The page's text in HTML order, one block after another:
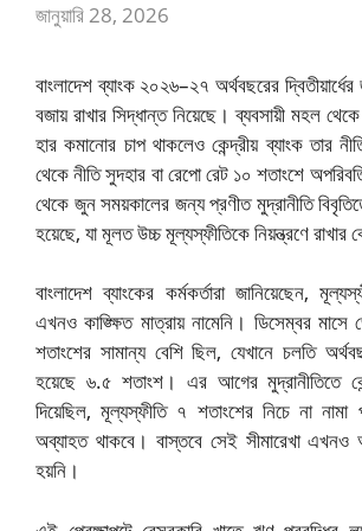
জানুয়ারি 28, 2026
বাংলাদেশ ব্যাংক ২০২৬–২৭ অর্থবছরের
বজায় রাখার সিদ্ধান্ত নিয়েছে। ব্যবসায়ী মহল থেকে
হার কমানোর চাপ থাকলেও কেন্দ্রীয় ব্যাংক তার
থেকে নীতি সুদহার বা রেপো রেট ১০ শতাংশে
থেকে জুন সময়কালের জন্য প্রণীত মুদ্রানীতি
হয়েছে, যা মূলত উচ্চ মূল্যস্ফীতিকে নিয়ন্ত্রণে
বাংলাদেশ ব্যাংকের কর্মকর্তারা জানিয়েছেন,
এখনও কাঙ্ক্ষিত মাত্রায় নামেনি। ডিসেম্বর
শতাংশের সামান্য বেশি ছিল, যেখানে চলতি
হয়েছে ৬.৫ শতাংশ। এর আগের মুদ্রানীতিতে
দিয়েছিল, মূল্যস্ফীতি ৭ শতাংশের নিচে না নামা
অব্যাহত থাকবে। বাস্তবে সেই সীমারেখা
হয়নি।